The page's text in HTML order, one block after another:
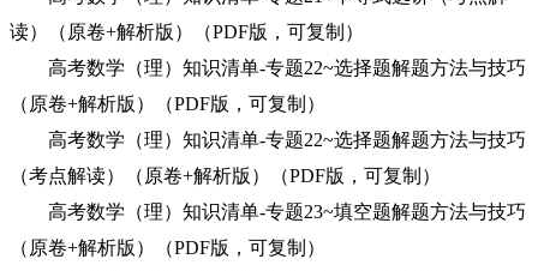
读）（原卷+解析版）（PDF版，可复制）
高考数学（理）知识清单-专题22~选择题解题方法与技巧
（原卷+解析版）（PDF版，可复制）
高考数学（理）知识清单-专题22~选择题解题方法与技巧
（考点解读）（原卷+解析版）（PDF版，可复制）
高考数学（理）知识清单-专题23~填空题解题方法与技巧
（原卷+解析版）（PDF版，可复制）